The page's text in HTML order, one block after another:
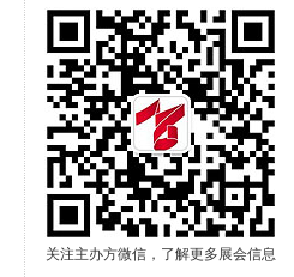
关注主办方微信，了解更多展会信息